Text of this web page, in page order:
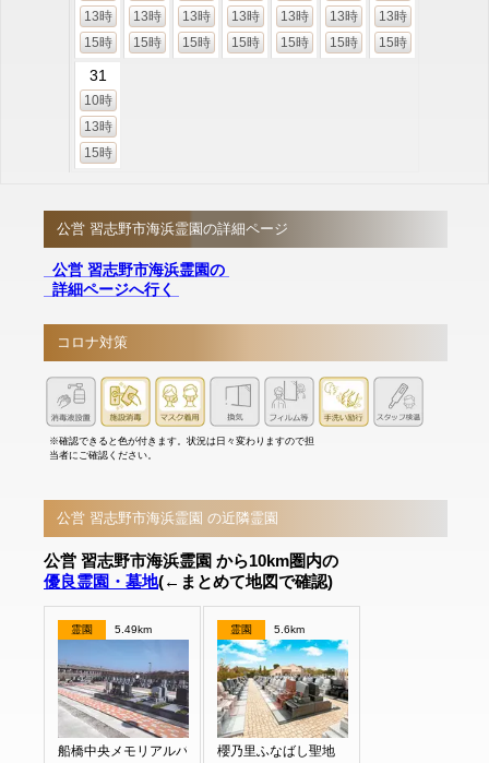
13時
15時
13時
15時
13時
15時
13時
15時
13時
15時
13時
15時
13時
15時
31
10時
13時
15時
公営 習志野市海浜霊園の詳細ページ
公営 習志野市海浜霊園の
詳細ページへ行く
コロナ対策
※確認できると色が付きます。状況は日々変わりますので担
当者にご確認ください。
公営 習志野市海浜霊園 の近隣霊園
公営 習志野市海浜霊園 から10km圏内の
優良霊園・墓地(←まとめて地図で確認)
霊園 5.49km
船橋中央メモリアルパーク
霊園 5.6km
櫻乃里ふなばし聖地